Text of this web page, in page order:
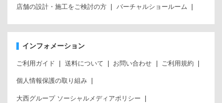
店舗の設計・施工をご検討の方 バーチャルショールーム
インフォメーション
ご利用ガイド 送料について お問い合わせ ご利用規約
個人情報保護の取り組み
大西グループ ソーシャルメディアポリシー